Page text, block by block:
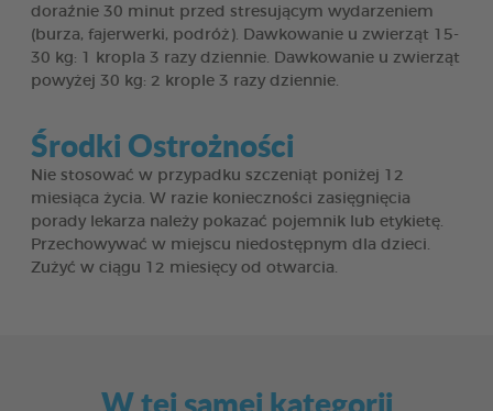
doraźnie 30 minut przed stresującym wydarzeniem
(burza, fajerwerki, podróż). Dawkowanie u zwierząt 15-
30 kg: 1 kropla 3 razy dziennie. Dawkowanie u zwierząt
powyżej 30 kg: 2 krople 3 razy dziennie.
Środki Ostrożności
Nie stosować w przypadku szczeniąt poniżej 12
miesiąca życia. W razie konieczności zasięgnięcia
porady lekarza należy pokazać pojemnik lub etykietę.
Przechowywać w miejscu niedostępnym dla dzieci.
Zużyć w ciągu 12 miesięcy od otwarcia.